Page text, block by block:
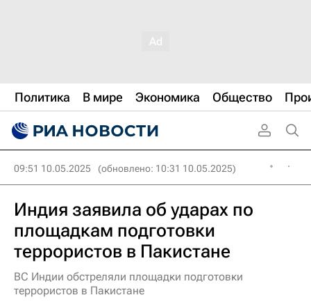
Политика В мире Экономика Общество
09:51 10.05.2025 (обновлено: 10:31 10.05.2025)
Индия заявила об ударах по
площадкам подготовки
террористов в Пакистане
ВС Индии обстреляли площадки подготовки
террористов в Пакистане